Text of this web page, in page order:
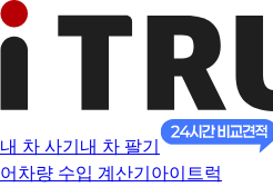
내 차 사기 내 차 팔기
어 차량 수입 계산기 아이트럭